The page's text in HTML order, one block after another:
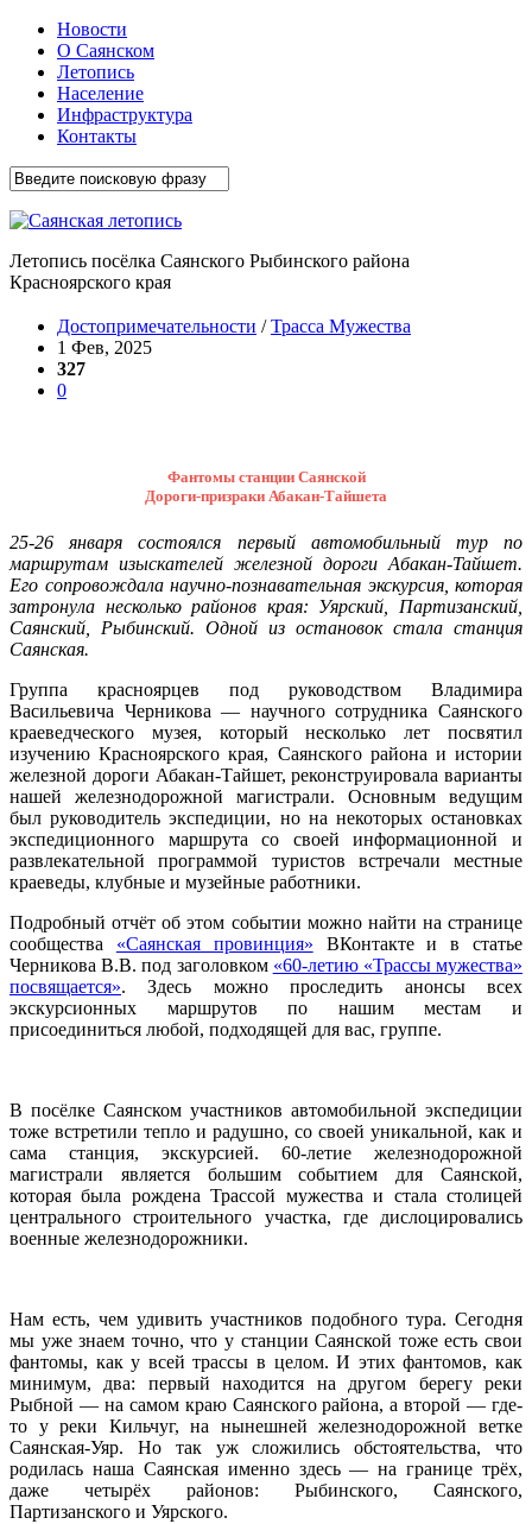
Новости
О Саянском
Летопись
Население
Инфраструктура
Контакты
Летопись посёлка Саянского Рыбинского района
Красноярского края
Достопримечательности /Трасса Мужества
1 Фев, 2025
327
0
Фантомы станции Саянской
Дороги-призраки Абакан-Тайшета
25-26 января состоялся первый автомобильный тур по
маршрутам изыскателей железной дороги Абакан-Тайшет.
Его сопровождала научно-познавательная экскурсия, которая
затронула несколько районов края: Уярский, Партизанский,
Саянский, Рыбинский. Одной из остановок стала станция
Саянская.
Группа красноярцев под руководством Владимира
Васильевича Черникова — научного сотрудника Саянского
краеведческого музея, который несколько лет посвятил
изучению Красноярского края, Саянского района и истории
железной дороги Абакан-Тайшет, реконструировала варианты
нашей железнодорожной магистрали. Основным ведущим
был руководитель экспедиции, но на некоторых остановках
экспедиционного маршрута со своей информационной и
развлекательной программой туристов встречали местные
краеведы, клубные и музейные работники.
Подробный отчёт об этом событии можно найти на странице
сообщества «Саянская провинция» ВКонтакте и в статье
Черникова В.В. под заголовком «60-летию «Трассы мужества»
посвящается». Здесь можно проследить анонсы всех
экскурсионных маршрутов по нашим местам и
присоединиться любой, подходящей для вас, группе.
В посёлке Саянском участников автомобильной экспедиции
тоже встретили тепло и радушно, со своей уникальной, как и
сама станция, экскурсией. 60-летие железнодорожной
магистрали является большим событием для Саянской,
которая была рождена Трассой мужества и стала столицей
центрального строительного участка, где дислоцировались
военные железнодорожники.
Нам есть, чем удивить участников подобного тура. Сегодня
мы уже знаем точно, что у станции Саянской тоже есть свои
фантомы, как у всей трассы в целом. И этих фантомов, как
минимум, два: первый находится на другом берегу реки
Рыбной — на самом краю Саянского района, а второй — где-
то у реки Кильчуг, на нынешней железнодорожной ветке
Саянская-Уяр. Но так уж сложились обстоятельства, что
родилась наша Саянская именно здесь — на границе трёх,
даже четырёх районов: Рыбинского, Саянского,
Партизанского и Уярского.